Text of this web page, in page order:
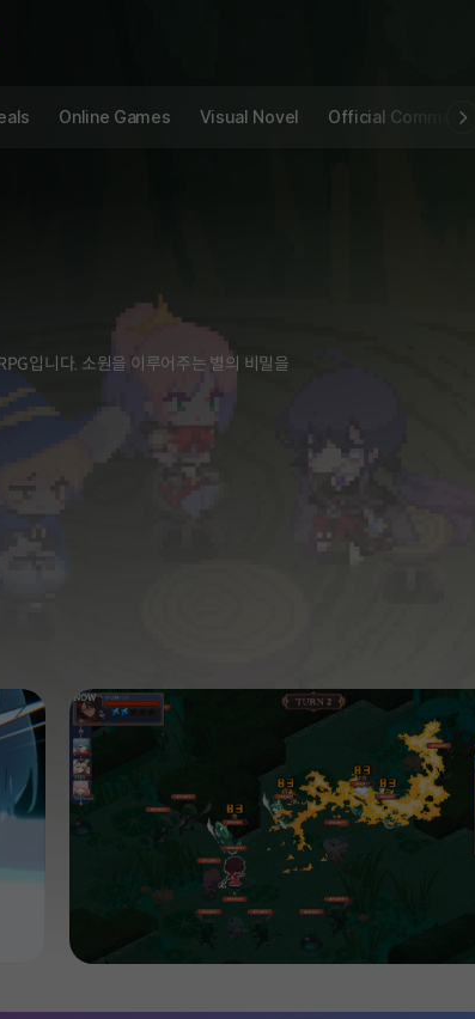
Online Games Visual Novel Official Community
입니다. 소원을 이루어주는 별의 비밀을